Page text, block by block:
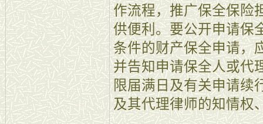
作流程，推广保全保险
供便利。要公开申请保
条件的财产保全申请，
并告知申请保全人或代
限届满日及有关申请续
及其代理律师的知情权